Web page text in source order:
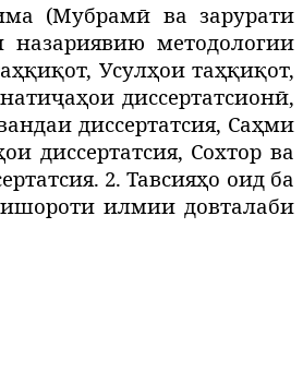
(Мубрамӣ ва зарурати
назариявию методологии
Усулҳои таҳқиқот,
диссертатсионӣ,
диссертатсия, Саҳми
диссертатсия, Сохтор ва
2. Тавсияҳо оид ба
илмии довталаби